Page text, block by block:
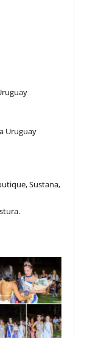
Uruguay
Sustana,